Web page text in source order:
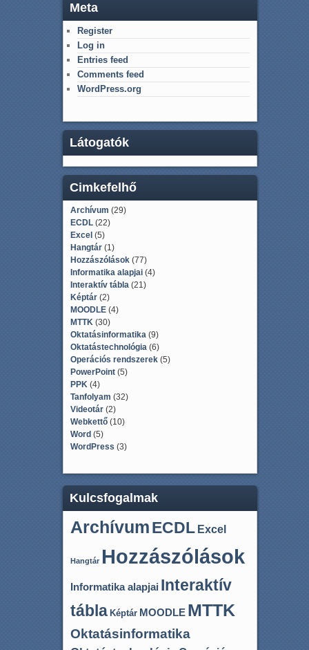
Meta
Register
Log in
Entries feed
Comments feed
WordPress.org
Látogatók
Cimkefelhő
Archívum (29)
ECDL(22)
Excel(5)
Hangtár(1)
Hozzászólások(77)
Informatika alapjai(4)
Interaktív tábla (21)
Képtár(2)
MOODLE(4)
MTTK (30)
Oktatásinformatika (9)
Oktatástechnológia (6)
Operációs rendszerek(5)
PowerPoint(5)
PPK (4)
Tanfolyam (32)
Videotár(2)
Webkettő(10)
Word(5)
WordPress (3)
Kulcsfogalmak
ArchívumECDL Excel
Hangtár Hozzászólások
Informatika alapjai Interaktív
tábla Képtár MOODLE MTTK
Oktatásinformatika